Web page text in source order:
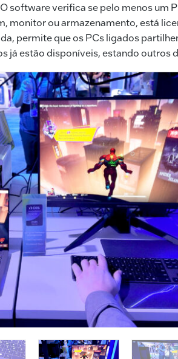
software verifica se pelo menos um
monitor ou armazenamento, está
permite que os PCs ligados
já estão disponíveis, estando outros
screen-share capabilities were on
and port to a powerful desktop playing